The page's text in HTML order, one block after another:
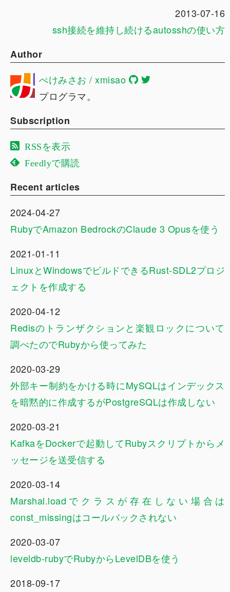
2013-07-16
ssh接続を維持し続けるautosshの使い方
Author
ぺけみさお / xmisao
プログラマ。
Subscription
RSSを表示
Feedlyで購読
Recent articles
2024-04-27
RubyでAmazon BedrockのClaude 3 Opusを使う
2021-01-11
LinuxとWindowsでビルドできるRust-SDL2プロジ
ェクトを作成する
2020-04-12
Redisのトランザクションと楽観ロックについて
調べたのでRubyから使ってみた
2020-03-29
外部キー制約をかける時にMySQLはインデックス
を暗黙的に作成するがPostgreSQLは作成しない
2020-03-21
KafkaをDockerで起動してRubyスクリプトからメ
ッセージを送受信する
2020-03-14
Marshal.loadでクラスが存在しない場合は
const_missingはコールバックされない
2020-03-07
leveldb-rubyでRubyからLevelDBを使う
2018-09-17